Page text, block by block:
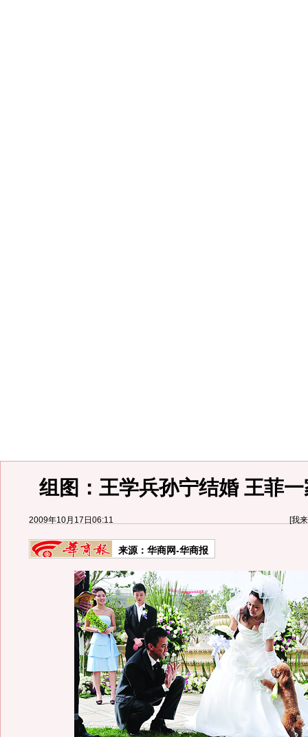
组图：王学兵孙宁结婚 王菲
2009年10月17日06:11 [我
来源： 华商网-华商报